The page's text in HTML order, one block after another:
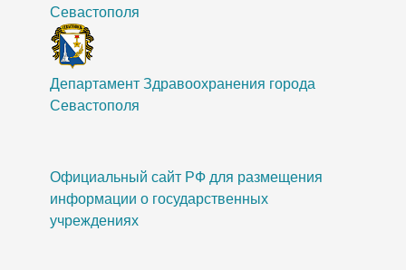
Севастополя
Департамент Здравоохранения города
Севастополя
Официальный сайт РФ для размещения
информации о государственных
учреждениях